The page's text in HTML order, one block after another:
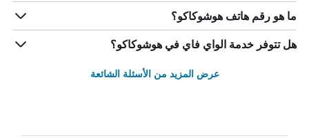
ما هو رقم هاتف هوشوكاكو؟
هل تتوفر خدمة الواي فاي في هوشوكاكو؟
عرض المزيد من الأسئلة الشائعة